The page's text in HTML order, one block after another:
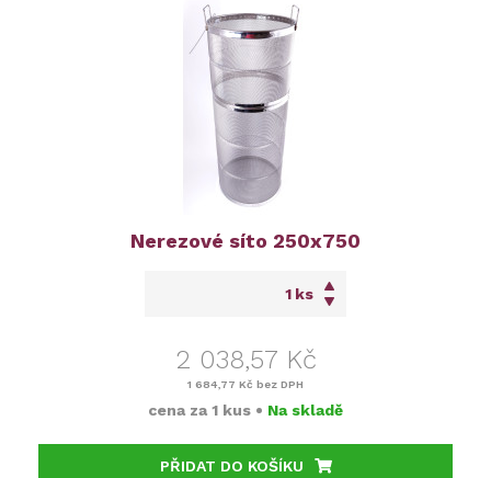
Nerezové síto 250x750
ks
2 038,57 Kč
1 684,77 Kč bez DPH
cena za 1 kus • Na skladě
PŘIDAT DO KOŠÍKU